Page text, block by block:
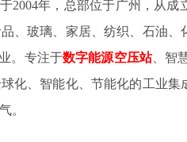
2004年，总部位于广州，从
、玻璃、家居、纺织、石油
。专注于数字能源空压站、智
化、智能化、节能化的工业
。